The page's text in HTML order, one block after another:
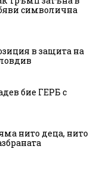
символична
в защита на
бие ГЕРБ с
нито деца, нито